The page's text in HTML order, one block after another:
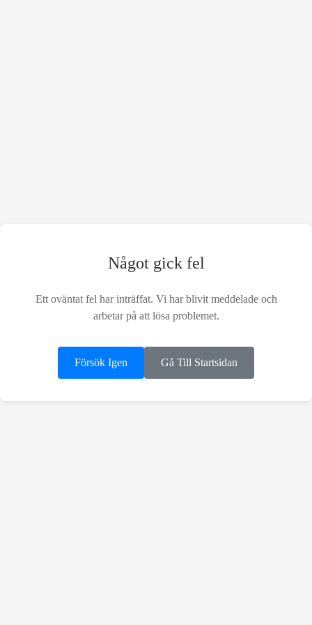
Något gick fel
Ett oväntat fel har inträffat. Vi har blivit meddelade och
arbetar på att lösa problemet.
Försök Igen Gå Till Startsidan